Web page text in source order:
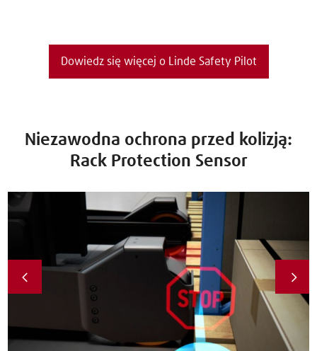
Dowiedz się więcej o Linde Safety Pilot
Niezawodna ochrona przed kolizją:
Rack Protection Sensor